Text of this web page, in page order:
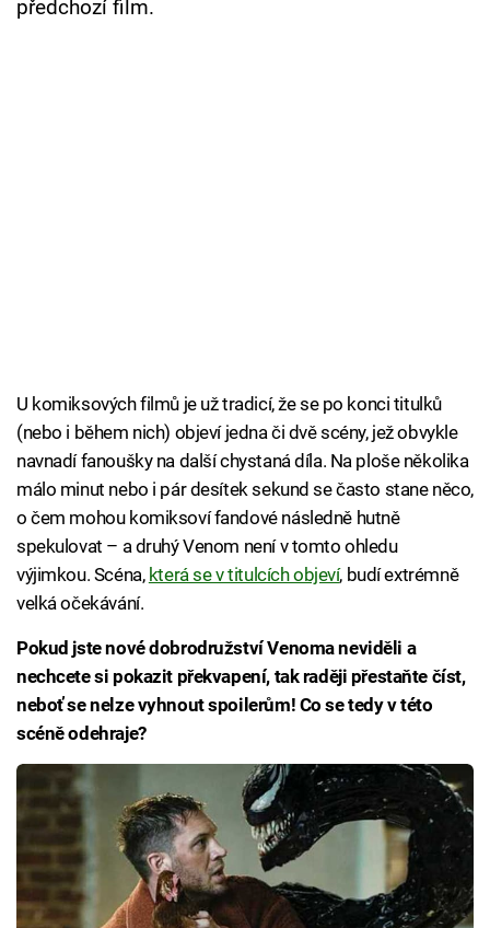
Sledujte nás
předchozí film.
U komiksových filmů je už tradicí, že se po konci titulků
(nebo i během nich) objeví jedna či dvě scény, jež obvykle
navnadí fanoušky na další chystaná díla. Na ploše několika
málo minut nebo i pár desítek sekund se často stane něco,
o čem mohou komiksoví fandové následně hutně
spekulovat – a druhý Venom není v tomto ohledu
výjimkou. Scéna, která se v titulcích objeví, budí extrémně
velká očekávání.
Pokud jste nové dobrodružství Venoma neviděli a
nechcete si pokazit překvapení, tak raději přestaňte číst,
neboť se nelze vyhnout spoilerům! Co se tedy v této
scéně odehraje?